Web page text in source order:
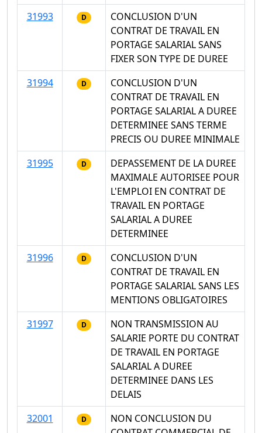
31993
D
CONCLUSION D'UN
CONTRAT DE TRAVAIL EN
PORTAGE SALARIAL SANS
FIXER SON TYPE DE DUREE
31994
D
CONCLUSION D'UN
CONTRAT DE TRAVAIL EN
PORTAGE SALARIAL A DUREE
DETERMINEE SANS TERME
PRECIS OU DUREE MINIMALE
31995
D
DEPASSEMENT DE LA DUREE
MAXIMALE AUTORISEE POUR
L'EMPLOI EN CONTRAT DE
TRAVAIL EN PORTAGE
SALARIAL A DUREE
DETERMINEE
31996
D
CONCLUSION D'UN
CONTRAT DE TRAVAIL EN
PORTAGE SALARIAL SANS LES
MENTIONS OBLIGATOIRES
31997
D
NON TRANSMISSION AU
SALARIE PORTE DU CONTRAT
DE TRAVAIL EN PORTAGE
SALARIAL A DUREE
DETERMINEE DANS LES
DELAIS
32001
D
NON CONCLUSION DU